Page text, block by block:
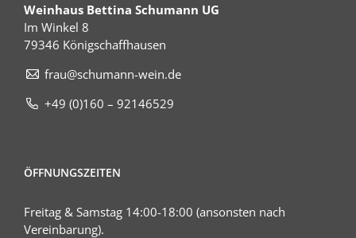
Weinhaus Bettina Schumann UG
Im Winkel 8
79346 Königschaffhausen
frau@schumann-wein.de
+49 (0)160 – 92146529
ÖFFNUNGSZEITEN
Freitag & Samstag 14:00-18:00 (ansonsten nach
Vereinbarung).